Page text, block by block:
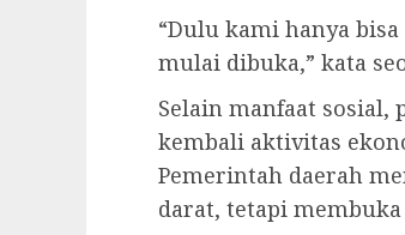
“Dulu kami hanya
mulai dibuka,” kata
Selain manfaat
kembali aktivitas
Pemerintah daerah
darat, tetapi